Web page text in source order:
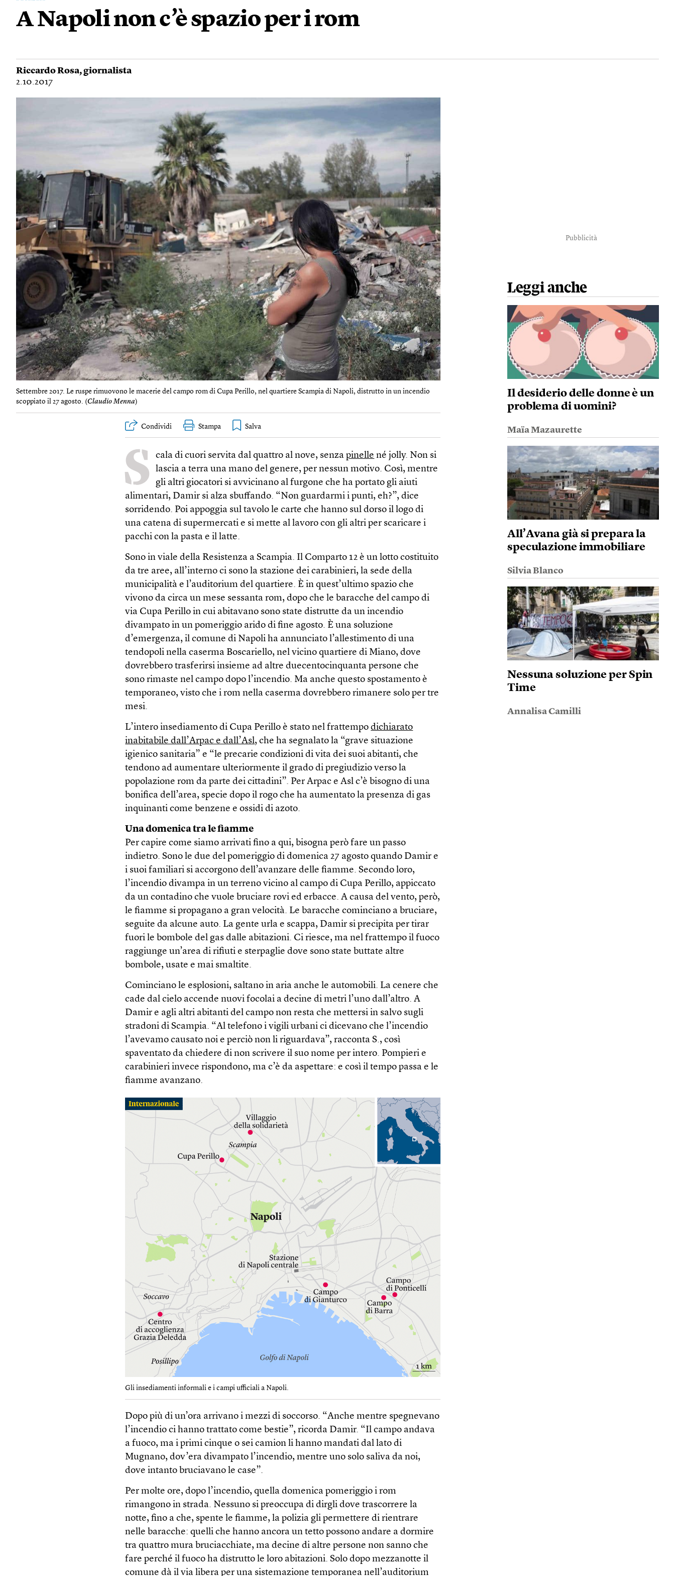
A Napoli non c’è spazio per i rom
Riccardo Rosa, giornalista
2.10.2017
Settembre 2017. Le ruspe rimuovono le macerie del campo rom di Cupa Perillo, nel quartiere Scampia di Napoli, distrutto in un incendio
scoppiato il 27 agosto. (Claudio Menna)
Condividi Stampa
S cala di cuori servita dal quattro al nove, senzapinelle né jolly. Non si
lascia a terra una mano del genere, per nessun motivo. Così, mentre
gli altri giocatori si avvicinano al furgone che ha portato gli aiuti
alimentari, Damir si alza sbuffando. “Non guardarmi i punti, eh?”, dice
sorridendo. Poi appoggia sul tavolo le carte che hanno sul dorso il logo di
una catena di supermercati e si mette al lavoro con gli altri per scaricare i
pacchi con la pasta e il latte.
Sono in viale della Resistenza a Scampia. Il Comparto 12 è un lotto costituito
da tre aree, all’interno ci sono la stazione dei carabinieri, la sede della
municipalità e l’auditorium del quartiere. È in quest’ultimo spazio che
vivono da circa un mese sessanta rom, dopo che le baracche del campo di
via Cupa Perillo in cui abitavano sono state distrutte da un incendio
divampato in un pomeriggio arido di fine agosto. È una soluzione
d’emergenza, il comune di Napoli ha annunciato l’allestimento di una
tendopoli nella caserma Boscariello, nel vicino quartiere di Miano, dove
dovrebbero trasferirsi insieme ad altre duecentocinquanta persone che
sono rimaste nel campo dopo l’incendio. Ma anche questo spostamento è
temporaneo, visto che i rom nella caserma dovrebbero rimanere solo per tre
mesi.
L’intero insediamento di Cupa Perillo è stato nel frattempodichiarato
inabitabile dall’Arpac e dall’Asl, che ha segnalato la “grave situazione
igienico sanitaria” e “le precarie condizioni di vita dei suoi abitanti, che
tendono ad aumentare ulteriormente il grado di pregiudizio verso la
popolazione rom da parte dei cittadini”. Per Arpac e Asl c’è bisogno di una
bonifica dell’area, specie dopo il rogo che ha aumentato la presenza di gas
inquinanti come benzene e ossidi di azoto.
Una domenica tra le fiamme
Per capire come siamo arrivati fino a qui, bisogna però fare un passo
indietro. Sono le due del pomeriggio di domenica 27 agosto quando Damir e
i suoi familiari si accorgono dell’avanzare delle fiamme. Secondo loro,
l’incendio divampa in un terreno vicino al campo di Cupa Perillo, appiccato
da un contadino che vuole bruciare rovi ed erbacce. A causa del vento, però,
le fiamme si propagano a gran velocità. Le baracche cominciano a bruciare,
seguite da alcune auto. La gente urla e scappa, Damir si precipita per tirar
fuori le bombole del gas dalle abitazioni. Ci riesce, ma nel frattempo il fuoco
raggiunge un’area di rifiuti e sterpaglie dove sono state buttate altre
bombole, usate e mai smaltite.
Cominciano le esplosioni, saltano in aria anche le automobili. La cenere che
cade dal cielo accende nuovi focolai a decine di metri l’uno dall’altro. A
Damir e agli altri abitanti del campo non resta che mettersi in salvo sugli
stradoni di Scampia. “Al telefono i vigili urbani ci dicevano che l’incendio
l’avevamo causato noi e perciò non li riguardava”, racconta S., così
spaventato da chiedere di non scrivere il suo nome per intero. Pompieri e
carabinieri invece rispondono, ma c’è da aspettare: e così il tempo passa e le
fiamme avanzano.
Gli insediamenti informali e i campi ufficiali a Napoli.
Dopo più di un’ora arrivano i mezzi di soccorso. “Anche mentre spegnevano
l’incendio ci hanno trattato come bestie”, ricorda Damir. “Il campo andava
a fuoco, ma i primi cinque o sei camion li hanno mandati dal lato di
Mugnano, dov’era divampato l’incendio, mentre uno solo saliva da noi,
dove intanto bruciavano le case”.
Per molte ore, dopo l’incendio, quella domenica pomeriggio i rom
rimangono in strada. Nessuno si preoccupa di dirgli dove trascorrere la
notte, fino a che, spente le fiamme, la polizia gli permettere di rientrare
nelle baracche: quelli che hanno ancora un tetto possono andare a dormire
tra quattro mura bruciacchiate, ma decine di altre persone non sanno che
fare perché il fuoco ha distrutto le loro abitazioni. Solo dopo mezzanotte il
comune dà il via libera per una sistemazione temporanea nell’auditorium
Pubblicità
Leggi anche
Il desiderio delle donne è un
problema di uomini?
Maïa Mazaurette
All’Avana già si prepara la
speculazione immobiliare
Silvia Blanco
Nessuna soluzione per Spin
Time
Annalisa Camilli